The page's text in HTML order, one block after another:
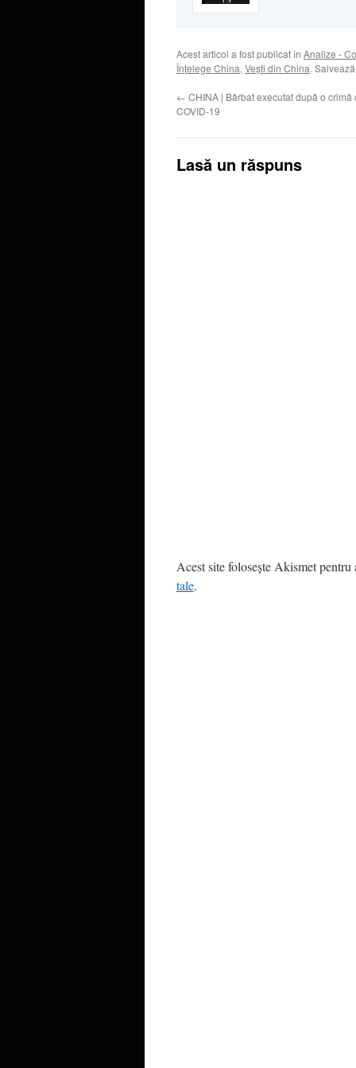
Acest articol a fost publicat în Analize -
Înţelege China,Veşti din China. Salvează
← CHINA | Bărbat executat după o crimă
COVID-19
Lasă un răspuns
Acest site folosește Akismet pentru
tale.